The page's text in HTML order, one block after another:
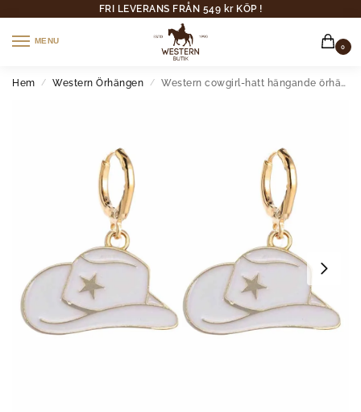
FRI LEVERANS FRÅN 549 kr KÖP !
MENU
0
Hem / Western Örhängen / Western cowgirl-hatt hängande örhängen